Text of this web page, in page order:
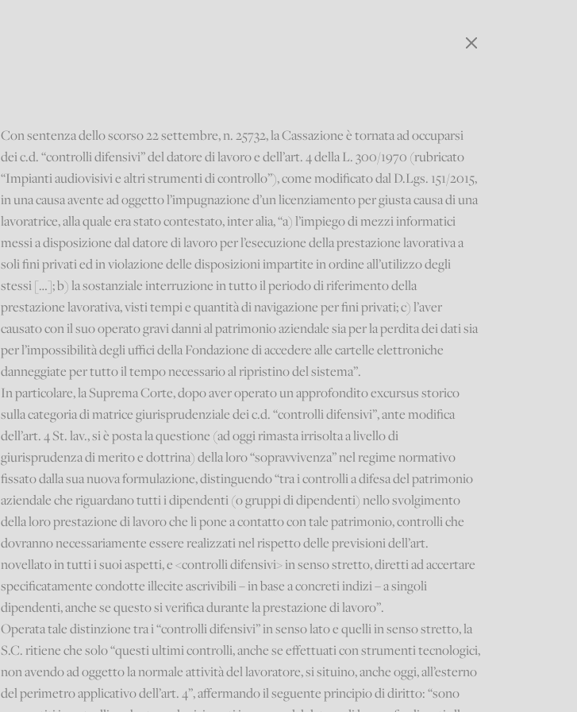
Con sentenza dello scorso 22 settembre, n. 25732, la Cassazione è tornata ad occuparsi
dei c.d. “controlli difensivi” del datore di lavoro e dell’art. 4 della L. 300/1970 (rubricato
“Impianti audiovisivi e altri strumenti di controllo”), come modificato dal D.Lgs. 151/2015,
in una causa avente ad oggetto l’impugnazione d’un licenziamento per giusta causa di una
lavoratrice, alla quale era stato contestato, inter alia, “a) l’impiego di mezzi informatici
messi a disposizione dal datore di lavoro per l’esecuzione della prestazione lavorativa a
soli fini privati ed in violazione delle disposizioni impartite in ordine all’utilizzo degli
stessi […]; b) la sostanziale interruzione in tutto il periodo di riferimento della
prestazione lavorativa, visti tempi e quantità di navigazione per fini privati; c) l’aver
causato con il suo operato gravi danni al patrimonio aziendale sia per la perdita dei dati sia
per l’impossibilità degli uffici della Fondazione di accedere alle cartelle elettroniche
danneggiate per tutto il tempo necessario al ripristino del sistema”.
In particolare, la Suprema Corte, dopo aver operato un approfondito excursus storico
sulla categoria di matrice giurisprudenziale dei c.d. “controlli difensivi”, ante modifica
dell’art. 4 St. lav., si è posta la questione (ad oggi rimasta irrisolta a livello di
giurisprudenza di merito e dottrina) della loro “sopravvivenza” nel regime normativo
fissato dalla sua nuova formulazione, distinguendo “tra i controlli a difesa del patrimonio
aziendale che riguardano tutti i dipendenti (o gruppi di dipendenti) nello svolgimento
della loro prestazione di lavoro che li pone a contatto con tale patrimonio, controlli che
dovranno necessariamente essere realizzati nel rispetto delle previsioni dell’art.
novellato in tutti i suoi aspetti, e <controlli difensivi> in senso stretto, diretti ad accertare
specificatamente condotte illecite ascrivibili – in base a concreti indizi – a singoli
dipendenti, anche se questo si verifica durante la prestazione di lavoro”.
Operata tale distinzione tra i “controlli difensivi” in senso lato e quelli in senso stretto, la
S.C. ritiene che solo “questi ultimi controlli, anche se effettuati con strumenti tecnologici,
non avendo ad oggetto la normale attività del lavoratore, si situino, anche oggi, all’esterno
del perimetro applicativo dell’art. 4”, affermando il seguente principio di diritto: “sono